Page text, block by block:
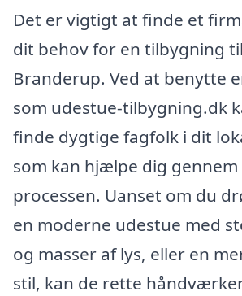
Det er vigtigt at finde et
dit behov for en tilbygning
Branderup. Ved at benytte
som udestue-tilbygning.dk
finde dygtige fagfolk i dit
som kan hjælpe dig gennem
processen. Uanset om du
en moderne udestue med
og masser af lys, eller en
stil, kan de rette